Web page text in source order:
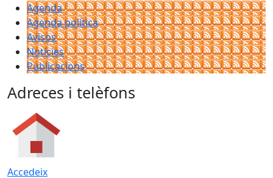
Agenda
Agenda política
Avisos
Notícies
Publicacions
Adreces i telèfons
Accedeix